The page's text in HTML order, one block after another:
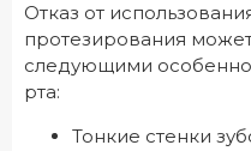
Отказ от
протезирования
следующими
рта:
Тонкие стенки